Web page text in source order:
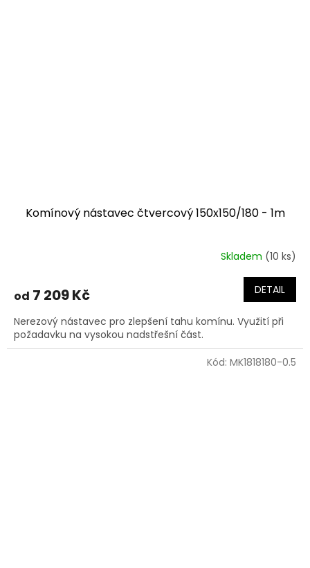
Komínový nástavec čtvercový 150x150/180 - 1m
Skladem (10 ks)
od 7 209 Kč DETAIL
Nerezový nástavec pro zlepšení tahu komínu. Využití při
požadavku na vysokou nadstřešní část.
Kód: MK1818180-0.5